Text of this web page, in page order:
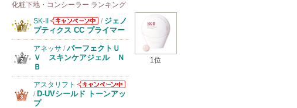
化粧下地・コンシーラー ランキング
1位
SK-II
SK-IIからのお
知らせがありま
す
/ ジェノ
プティクス CC プライマー
アネッサ / パーフェクトＵ
Ｖ スキンケアジェル Ｎ
Ｂ
アスタリフト
アスタリフトか
/ D-UVシールド トーンアッ
プ